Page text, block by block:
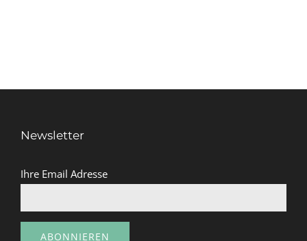
Newsletter
Ihre Email Adresse